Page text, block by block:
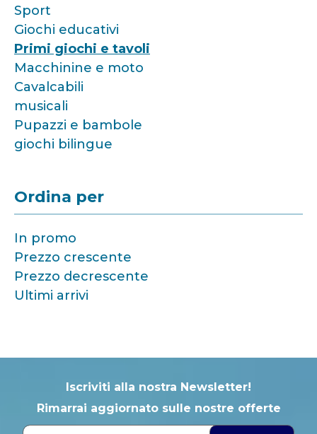
Sport
Giochi educativi
Primi giochi e tavoli
Macchinine e moto
Cavalcabili
musicali
Pupazzi e bambole
giochi bilingue
Ordina per
In promo
Prezzo crescente
Prezzo decrescente
Ultimi arrivi
Iscriviti alla nostra Newsletter!
Rimarrai aggiornato sulle nostre offerte